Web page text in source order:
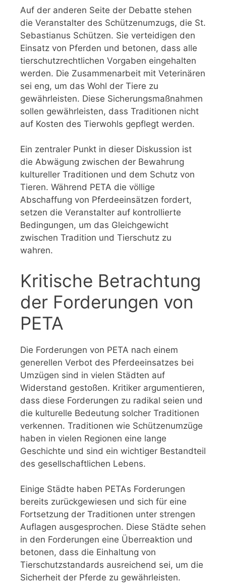
Auf der anderen Seite der Debatte stehen
die Veranstalter des Schützenumzugs, die St.
Sebastianus Schützen. Sie verteidigen den
Einsatz von Pferden und betonen, dass alle
tierschutzrechtlichen Vorgaben eingehalten
werden. Die Zusammenarbeit mit Veterinären
sei eng, um das Wohl der Tiere zu
gewährleisten. Diese Sicherungsmaßnahmen
sollen gewährleisten, dass Traditionen nicht
auf Kosten des Tierwohls gepflegt werden.
Ein zentraler Punkt in dieser Diskussion ist
die Abwägung zwischen der Bewahrung
kultureller Traditionen und dem Schutz von
Tieren. Während PETA die völlige
Abschaffung von Pferdeeinsätzen fordert,
setzen die Veranstalter auf kontrollierte
Bedingungen, um das Gleichgewicht
zwischen Tradition und Tierschutz zu
wahren.
Kritische Betrachtung
der Forderungen von
PETA
Die Forderungen von PETA nach einem
generellen Verbot des Pferdeeinsatzes bei
Umzügen sind in vielen Städten auf
Widerstand gestoßen. Kritiker argumentieren,
dass diese Forderungen zu radikal seien und
die kulturelle Bedeutung solcher Traditionen
verkennen. Traditionen wie Schützenumzüge
haben in vielen Regionen eine lange
Geschichte und sind ein wichtiger Bestandteil
des gesellschaftlichen Lebens.
Einige Städte haben PETAs Forderungen
bereits zurückgewiesen und sich für eine
Fortsetzung der Traditionen unter strengen
Auflagen ausgesprochen. Diese Städte sehen
in den Forderungen eine Überreaktion und
betonen, dass die Einhaltung von
Tierschutzstandards ausreichend sei, um die
Sicherheit der Pferde zu gewährleisten.